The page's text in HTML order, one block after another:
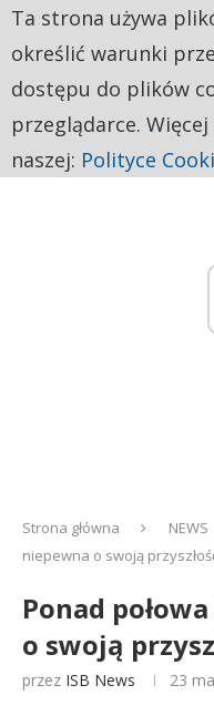
Strona główna NEWS
niepewna o swoją
Ponad
o swoją
przez ISB News 23
Ta strona używa
określić warunki
dostępu do plików
przeglądarce.
naszej: Polityce